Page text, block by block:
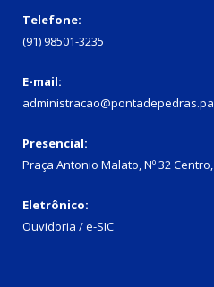
Telefone:
(91) 98501-3235
E-mail:
Presencial:
Praça Antonio Malato, Nº 32 Centro,
Eletrônico:
Ouvidoria / e-SIC